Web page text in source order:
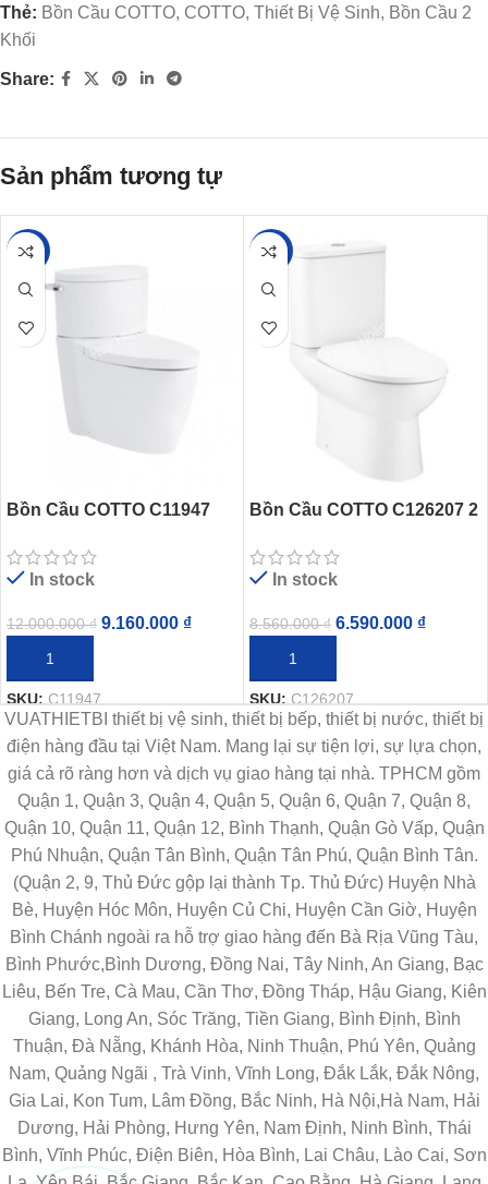
Thẻ: Bồn Cầu COTTO, COTTO, Thiết Bị Vệ Sinh, Bồn Cầu 2
Khối
Share:
Sản phẩm tương tự
-24%
Bồn Cầu COTTO C11947
In stock
12.000.000₫ 9.160.000 ₫
THÊM VÀO GIỎ HÀNG
SKU:C11947
-23%
Bồn Cầu COTTO C126207 2
In stock
8.560.000₫ 6.590.000 ₫
THÊM VÀO GIỎ HÀNG
SKU:C126207
VUATHIETBI thiết bị vệ sinh, thiết bị bếp, thiết bị nước, thiết bị
điện hàng đầu tại Việt Nam. Mang lại sự tiện lợi, sự lựa chọn,
giá cả rõ ràng hơn và dịch vụ giao hàng tại nhà. TPHCM gồm
Quận 1, Quận 3, Quận 4, Quận 5, Quận 6, Quận 7, Quận 8,
Quận 10, Quận 11, Quận 12, Bình Thạnh, Quận Gò Vấp, Quận
Phú Nhuận, Quận Tân Bình, Quận Tân Phú, Quận Bình Tân.
(Quận 2, 9, Thủ Đức gộp lại thành Tp. Thủ Đức) Huyện Nhà
Bè, Huyện Hóc Môn, Huyện Củ Chi, Huyện Cần Giờ, Huyện
Bình Chánh ngoài ra hỗ trợ giao hàng đến Bà Rịa Vũng Tàu,
Bình Phước,Bình Dương, Đồng Nai, Tây Ninh, An Giang, Bạc
Liêu, Bến Tre, Cà Mau, Cần Thơ, Đồng Tháp, Hậu Giang, Kiên
Giang, Long An, Sóc Trăng, Tiền Giang, Bình Định, Bình
Thuận, Đà Nẵng, Khánh Hòa, Ninh Thuận, Phú Yên, Quảng
Nam, Quảng Ngãi , Trà Vinh, Vĩnh Long, Đắk Lắk, Đắk Nông,
Gia Lai, Kon Tum, Lâm Đồng, Bắc Ninh, Hà Nội,Hà Nam, Hải
Dương, Hải Phòng, Hưng Yên, Nam Định, Ninh Bình, Thái
Bình, Vĩnh Phúc, Điện Biên, Hòa Bình, Lai Châu, Lào Cai, Sơn